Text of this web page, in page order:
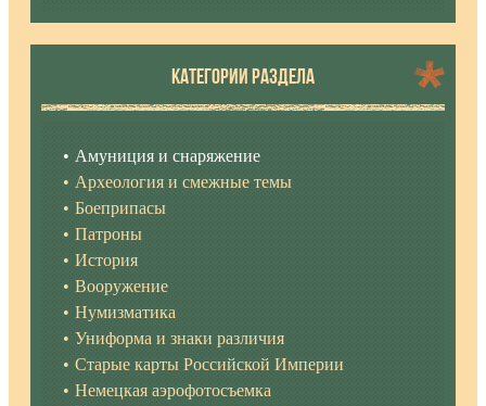
КАТЕГОРИИ РАЗДЕЛА
Амуниция и снаряжение
Археология и смежные темы
Боеприпасы
Патроны
История
Вооружение
Нумизматика
Униформа и знаки различия
Старые карты Российской Империи
Немецкая аэрофотосъемка